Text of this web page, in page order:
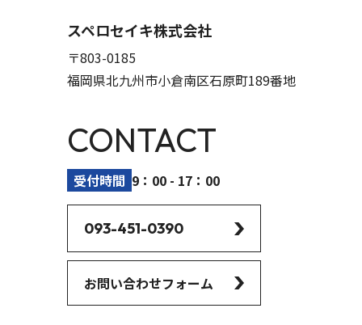
スペロセイキ株式会社
〒803-0185
福岡県北九州市小倉南区石原町189番地
CONTACT
受付時間 9：00 - 17：00
093-451-0390
お問い合わせフォーム